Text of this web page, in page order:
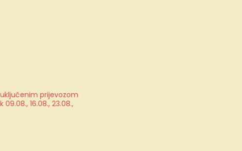
uključenim prijevozom
16.08., 23.08.,